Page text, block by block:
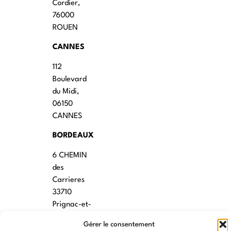
Gérer le consentement
Cordier,
76000
ROUEN
CANNES
112
Boulevard
du Midi,
06150
CANNES
BORDEAUX
6 CHEMIN
des
Carrieres
33710
Prignac-et-